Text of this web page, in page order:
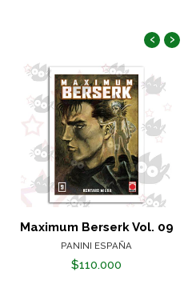
Maximum Berserk Vol. 09
PANINI ESPAÑA
$110.000
‹ ›